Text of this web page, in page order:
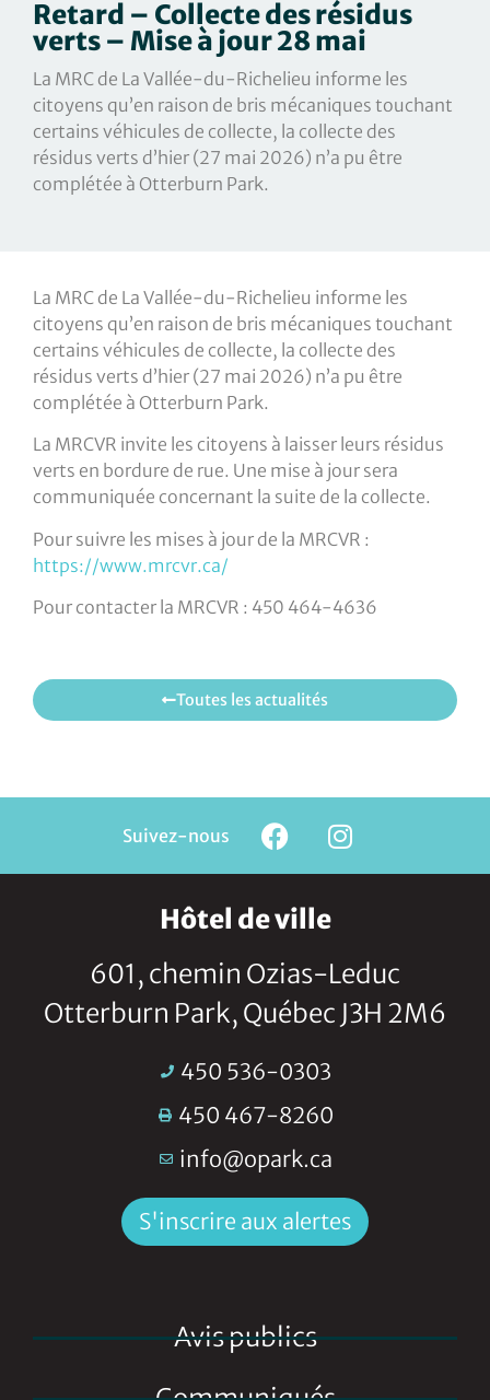
Retard – Collecte des résidus
verts – Mise à jour 28 mai
La MRC de La Vallée-du-Richelieu informe les
citoyens qu’en raison de bris mécaniques touchant
certains véhicules de collecte, la collecte des
résidus verts d’hier (27 mai 2026) n’a pu être
complétée à Otterburn Park.
La MRC de La Vallée-du-Richelieu informe les
citoyens qu’en raison de bris mécaniques touchant
certains véhicules de collecte, la collecte des
résidus verts d’hier (27 mai 2026) n’a pu être
complétée à Otterburn Park.
La MRCVR invite les citoyens à laisser leurs résidus
verts en bordure de rue. Une mise à jour sera
communiquée concernant la suite de la collecte.
Pour suivre les mises à jour de la MRCVR :
https://www.mrcvr.ca/
Pour contacter la MRCVR : 450 464-4636
Toutes les actualités
Suivez-nous
Hôtel de ville
601, chemin Ozias-Leduc
Otterburn Park, Québec J3H 2M6
450 536-0303
450 467-8260
info@opark.ca
S'inscrire aux alertes
Avis publics